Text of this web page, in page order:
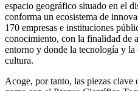
espacio geográfico situado en el
conforma un ecosistema de
170 empresas e instituciones
conocimiento, con la finalidad de
entorno y donde la tecnología y
cultura.
Acoge, por tanto, las piezas clave